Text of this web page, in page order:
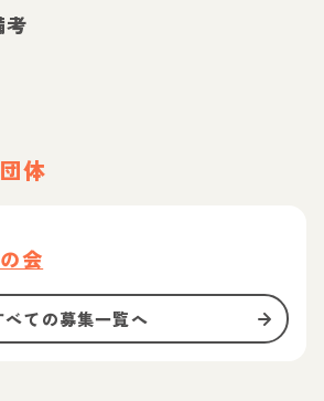
考
体
会
べての募集一覧へ